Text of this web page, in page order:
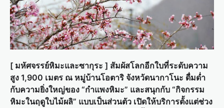
[ มหัศจรรย์หิมะและซากุระ ] สัมผัสโลกอีกใบที่ระดับความ
สูง 1,900 เมตร ณ หมู่บ้านโอตาริ จังหวัดนากาโนะ ดื่มด่ำ
กับความยิ่งใหญ่ของ “กำแพงหิมะ” และสนุกกับ “กิจกรรม
หิมะในฤดูใบไม้ผลิ” แบบเป็นส่วนตัว เปิดให้บริการตั้งแต่ช่วง